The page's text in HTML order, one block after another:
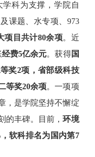
科为支撑，学院自
课题、水专项、 973
项目共计80余项。近
经费5亿余元。获得国
奖2项，省部级科技
等奖20余项。一项项
，是学院坚持不懈绽
的丰碑。目前，环境
，软科排名为国内第7